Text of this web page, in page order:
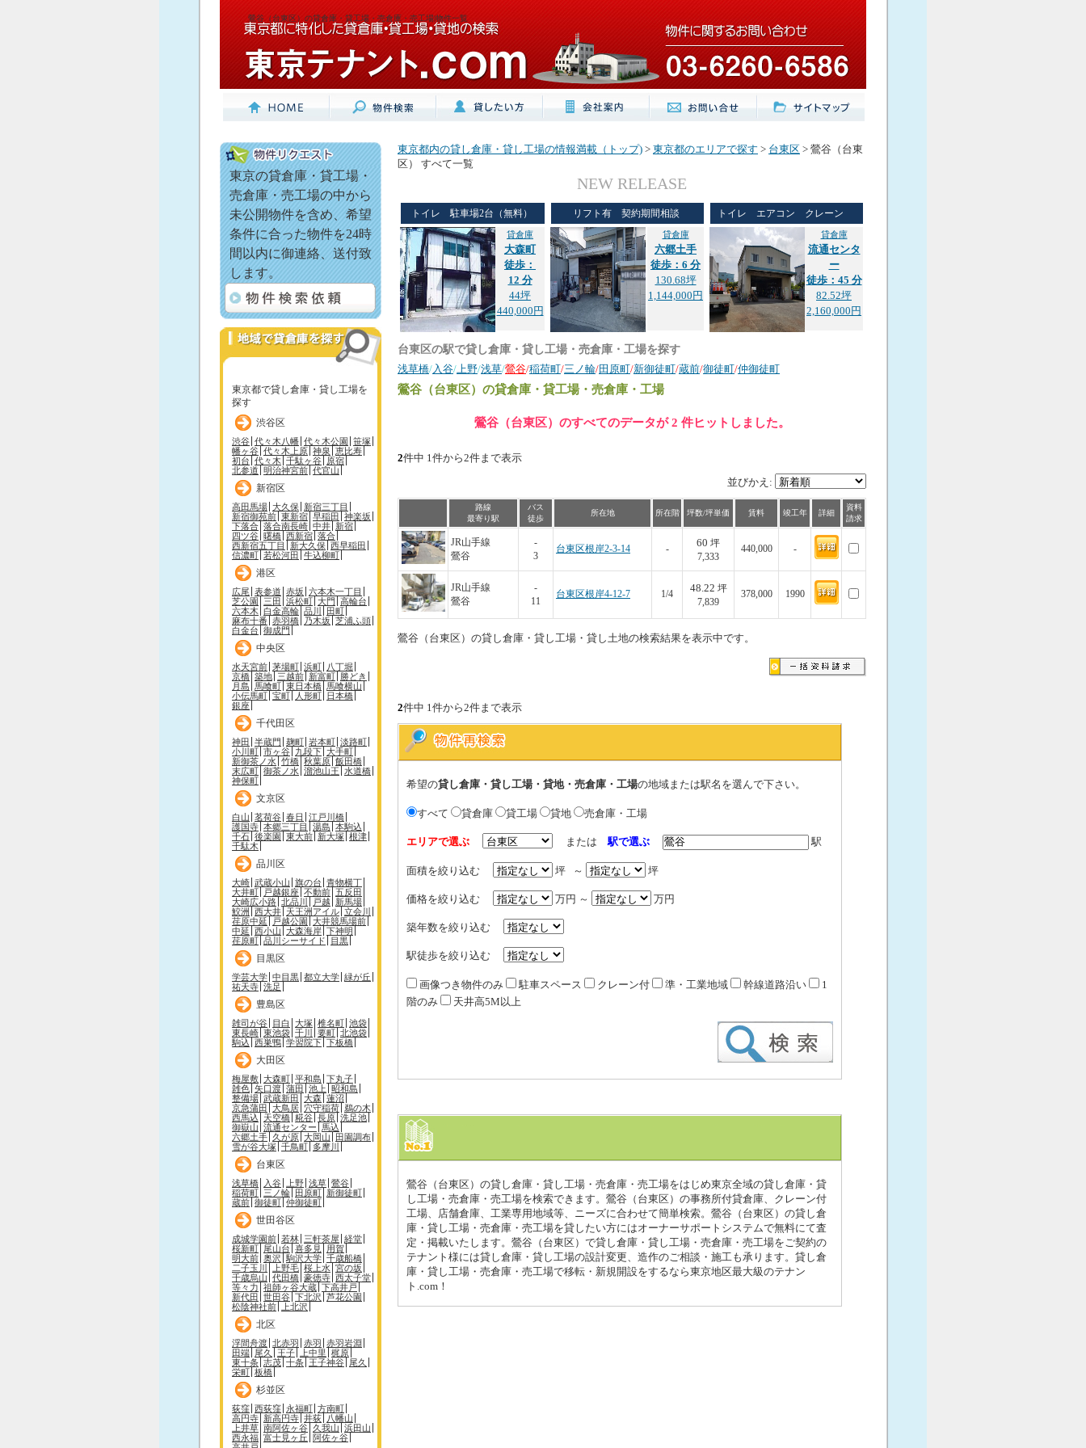
鶯谷（台東区）の貸倉庫・貸工場・売倉庫・売工場|物件一覧
東京の貸倉庫・貸工場・
売倉庫・売工場の中から
未公開物件を含め、希望
条件に合った物件を24時
間以内に御連絡、送付致
します。
東京都で貸し倉庫・貸し工場を
探す
渋谷区
渋谷 代々木八幡 代々木公園
笹塚
幡ヶ谷 代々木上原 神泉 恵比寿
初台 代々木 千駄ヶ谷 原宿
北参道 明治神宮前 代官山
新宿区
高田馬場 大久保 新宿三丁目
新宿御苑前 東新宿 早稲田 神楽坂
下落合 落合南長崎 中井 新宿
四ツ谷 曙橋 西新宿 落合
西新宿五丁目
新大久保 西早稲田
信濃町 若松河田 牛込柳町
港区
広尾 表参道 赤坂 六本木一丁目
芝公園
三田 浜松町 大門 高輪台
六本木 白金高輪 品川
田町
麻布十番 赤羽橋 乃木坂 芝浦ふ頭
白金台 御成門
中央区
水天宮前 茅場町 浜町
八丁堀
京橋 築地 三越前 新富町 勝どき
月島
馬喰町 東日本橋 馬喰横山
小伝馬町 宝町 人形町 日本橋
銀座
千代田区
神田 半蔵門 麹町 岩本町 淡路町
小川町 市ヶ谷 九段下 大手町
新御茶ノ水 竹橋 秋葉原 飯田橋
末広町 御茶ノ水 溜池山王 水道橋
神保町
文京区
白山 茗荷谷 春日
江戸川橋
護国寺 本郷三丁目 湯島 本駒込
千石 後楽園 東大前 新大塚 根津
千駄木
品川区
大崎 武蔵小山 旗の台 青物横丁
大井町
戸越銀座 不動前 五反田
大崎広小路 北品川 戸越
新馬場
鮫洲
西大井 天王洲アイル 立会川
荏原中延
戸越公園
大井競馬場前
中延 西小山 大森海岸 下神明
荏原町 品川シーサイド 目黒
目黒区
学芸大学 中目黒 都立大学 緑が丘
祐天寺 洗足
豊島区
雑司が谷 目白 大塚 椎名町 池袋
東長崎 東池袋 千川 要町 北池袋
駒込 西巣鴨 学習院下 下板橋
大田区
梅屋敷 大森町 平和島 下丸子
雑色 矢口渡 蒲田 池上 昭和島
整備場 武蔵新田 大森 蓮沼
京急蒲田 大鳥居 穴守稲荷 鵜の木
西馬込
天空橋 糀谷 長原 洗足池
御嶽山 流通センター
馬込
六郷土手 久が原 大岡山
田園調布
雪が谷大塚 千鳥町 多摩川
台東区
浅草橋 入谷 上野 浅草 鶯谷
稲荷町 三ノ輪 田原町 新御徒町
蔵前 御徒町 仲御徒町
世田谷区
成城学園前 若林 三軒茶屋 経堂
桜新町 尾山台 喜多見
用賀
明大前 奥沢 駒沢大学 千歳船橋
二子玉川
上野毛 桜上水 宮の坂
千歳烏山 代田橋 豪徳寺 西太子堂
等々力 祖師ヶ谷大蔵 下高井戸
新代田 世田谷 下北沢 芦花公園
松陰神社前
上北沢
北区
浮間舟渡 北赤羽 赤羽 赤羽岩淵
田端 尾久 王子 上中里 梶原
東十条 志茂 十条 王子神谷 尾久
栄町 板橋
杉並区
荻窪 西荻窪 永福町 方南町
高円寺 新高円寺 井荻
八幡山
上井草 南阿佐ヶ谷 久我山 浜田山
西永福 富士見ヶ丘 阿佐ヶ谷
東京都内の貸し倉庫・貸し工場の情報満載（トップ) > 東京都のエリアで探す > 台東区 > 鶯谷（台東
区） すべて一覧
NEW RELEASE
トイレ 駐車場2台（無料）
貸倉庫
大森町
徒歩：
12 分
44坪
440,000円
リフト有 契約期間相談
貸倉庫
六郷土手
徒歩：6 分
130.68坪
1,144,000円
トイレ エアコン クレーン
貸倉庫
流通センタ
ー
徒歩：45 分
82.52坪
2,160,000円
台東区の駅で貸し倉庫・貸し工場・売倉庫・工場を探す
浅草橋/入谷/上野/浅草/鶯谷/稲荷町 /三ノ輪/田原町 /新御徒町 /蔵前/御徒町 /仲御徒町
鶯谷（台東区） の貸倉庫・貸工場・売倉庫・工場
鶯谷（台東区）のすべてのデータが 2 件ヒットしました。
2件中 1件から2件まで表示
並びかえ:
路線
最寄り駅
バス
徒歩
所在地 所在階 坪数/坪単価 賃料 竣工年 詳細
資料
請求
JR山手線
鶯谷
-
3
台東区根岸2-3-14 -
60 坪
7,333
440,000 -
JR山手線
鶯谷
-
11
台東区根岸4-12-7 1/4
48.22 坪
7,839
378,000 1990
鶯谷（台東区）の貸し倉庫・貸し工場・貸し土地の検索結果を表示中です。
2件中 1件から2件まで表示
希望の貸し倉庫・貸し工場・貸地・売倉庫・工場の地域または駅名を選んで下さい。
すべて 貸倉庫 貸工場 貸地 売倉庫・工場
エリアで選ぶ または駅で選ぶ 駅
面積を絞り込む 坪 ～ 坪
価格を絞り込む 万円 ～ 万円
築年数を絞り込む
駅徒歩を絞り込む
画像つき物件のみ 駐車スペース クレーン付 準・工業地域 幹線道路沿い
1
階のみ
天井高5M以上
鶯谷（台東区）の貸し倉庫・貸し工場・売倉庫・売工場をはじめ東京全域の貸し倉庫・貸
し工場・売倉庫・売工場を検索できます。鶯谷（台東区）の事務所付貸倉庫、クレーン付
工場、店舗倉庫、工業専用地域等、ニーズに合わせて簡単検索。鶯谷（台東区）の貸し倉
庫・貸し工場・売倉庫・売工場を貸したい方にはオーナーサポートシステムで無料にて査
定・掲載いたします。鶯谷（台東区）で貸し倉庫・貸し工場・売倉庫・売工場をご契約の
テナント様には貸し倉庫・貸し工場の設計変更、造作のご相談・施工も承ります。貸し倉
庫・貸し工場・売倉庫・売工場で移転・新規開設をするなら東京地区最大級のテナン
ト.com！